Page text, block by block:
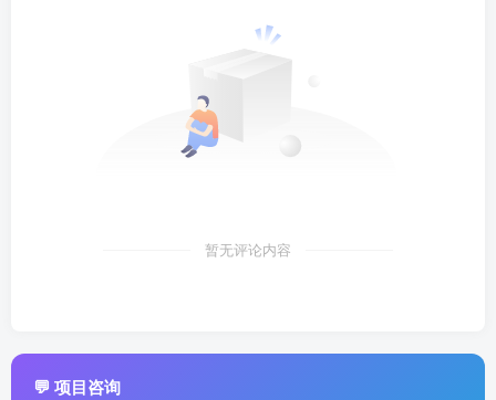
暂无评论内容
💬 项目咨询